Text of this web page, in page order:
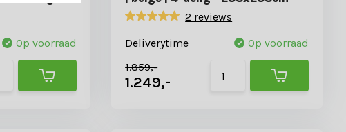
Op voorraad
2 reviews
Deliverytime
Op voorraad
1.859,-
1.249,-